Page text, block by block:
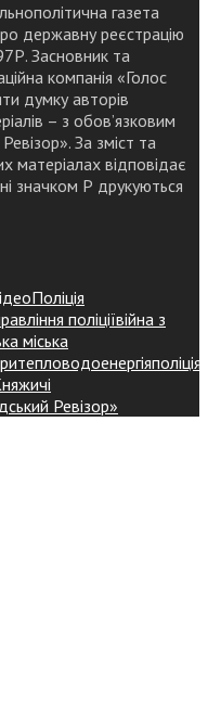
газета
державну реєстрацію
Засновник та
компанія «Голос
думку авторів
– з обов’язковим
За зміст та
матеріалах відповідає
значком Р друкуються
Поліція
поліціївійна з
міська
поліція
Ревізор»